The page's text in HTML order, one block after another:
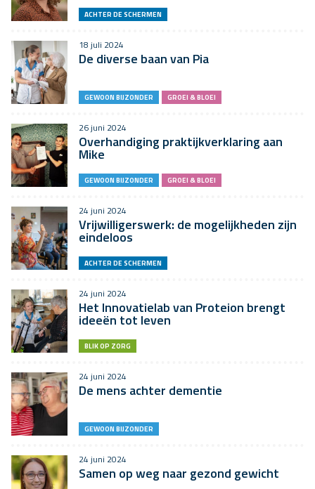
ACHTER DE SCHERMEN
18 juli 2024
De diverse baan van Pia
GEWOON BIJZONDER GROEI & BLOEI
26 juni 2024
Overhandiging praktijkverklaring aan
Mike
GEWOON BIJZONDER GROEI & BLOEI
24 juni 2024
Vrijwilligerswerk: de mogelijkheden zijn
eindeloos
ACHTER DE SCHERMEN
24 juni 2024
Het Innovatielab van Proteion brengt
ideeën tot leven
BLIK OP ZORG
24 juni 2024
De mens achter dementie
GEWOON BIJZONDER
24 juni 2024
Samen op weg naar gezond gewicht